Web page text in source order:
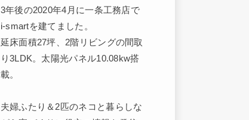
3年後の2020年4月に一条工務店で
i-smartを建てました。
延床面積27坪、2階リビングの間取
り3LDK。太陽光パネル10.08kw搭
載。
夫婦ふたり＆2匹のネコと暮らしな